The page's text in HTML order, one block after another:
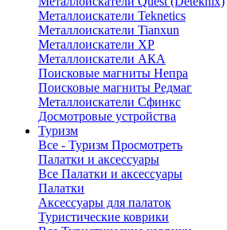
Металлоискатели Teknetics
Металлоискатели Tianxun
Металлоискатели XP
Металлоискатели АКА
Поисковые магниты Непра
Поисковые магниты Редмаг
Металлоискатели Сфинкс
Досмотровые устройства
Туризм
Все - Туризм Просмотреть
Палатки и аксессуары
Все Палатки и аксессуары
Палатки
Аксессуары для палаток
Туристические коврики